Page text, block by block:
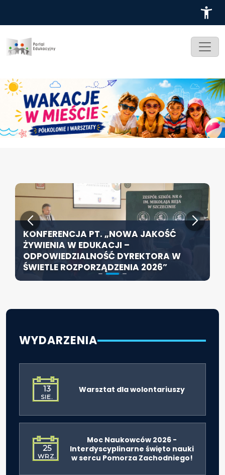
ZABYTKOWA SZKOŁA PRZY HOŻEJ
PRZEJDZIE TERMOMODERNIZACJĘ
KONFERENCJA PT. „NOWA JAKOŚĆ
ŻYWIENIA W EDUKACJI –
ODPOWIEDZIALNOŚĆ DYREKTORA W
ŚWIETLE ROZPORZĄDZENIA 2026”
SZCZECIN ROZWIJA EDUKACJĘ
WŁĄCZAJĄCĄ - NOWE
SPECJALISTYCZNE CENTRUM
ROZPOCZYNA DZIAŁALNOŚĆ
WYDARZENIA
13
SIE.
Warsztat dla wolontariuszy
25
WRZ.
Moc Naukowców 2026 -
Interdyscyplinarne święto nauki
w sercu Pomorza Zachodniego!